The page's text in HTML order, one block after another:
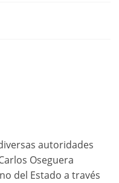
autoridades
Oseguera
del Estado a través